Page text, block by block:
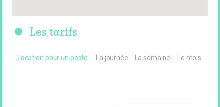
Les tarifs
Location pour un poste La journée La semaine Le mois